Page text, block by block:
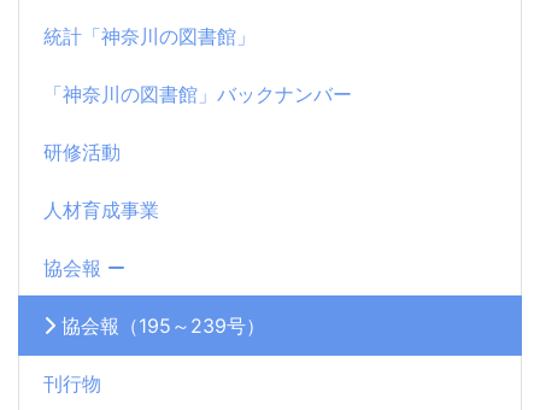
統計「神奈川の図書館」
「神奈川の図書館」バックナンバー
研修活動
人材育成事業
協会報
協会報（195～239号）
刊行物